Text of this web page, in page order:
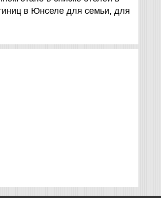
в Юнселе для семьи, для